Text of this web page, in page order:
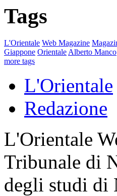
Tags
L'Orientale Web Magazine
Giappone Orientale Alberto Manco
more tags
L'Orientale
Redazione
L'Orientale
Tribunale di
degli studi di